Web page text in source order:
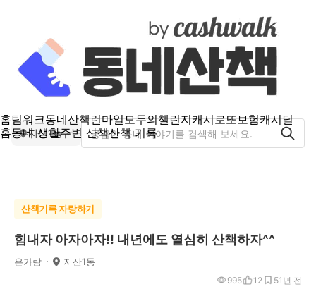
홈팀워크동네산책런마일모두의챌린지캐시로또보험캐시딜
홈동네 생활주변 산책산책 기록
지산1동
산책기록 자랑하기
힘내자 아자아자!! 내년에도 열심히 산책하자^^
은가람 지산1동
1년 전
995 12 5